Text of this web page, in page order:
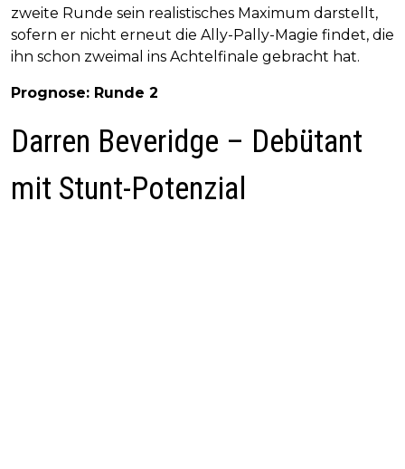
zweite Runde sein realistisches Maximum darstellt,
sofern er nicht erneut die Ally-Pally-Magie findet, die
ihn schon zweimal ins Achtelfinale gebracht hat.
Prognose: Runde 2
Darren Beveridge – Debütant
mit Stunt-Potenzial